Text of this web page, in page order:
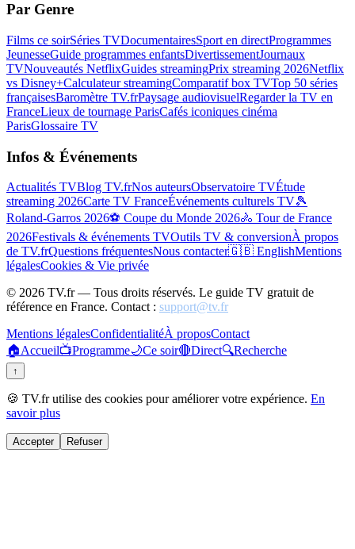
Par Genre
Films ce soirSéries TVDocumentairesSport en directProgrammes
JeunesseGuide programmes enfantsDivertissementJournaux
TVNouveautés NetflixGuides streamingPrix streaming 2026Netflix
vs Disney+Calculateur streamingComparatif box TVTop 50 séries
françaisesBaromètre TV.frPaysage audiovisuelRegarder la TV en
FranceLieux de tournage ParisCafés iconiques cinéma
ParisGlossaire TV
Infos & Événements
Actualités TVBlog TV.frNos auteursObservatoire TVÉtude
streaming 2026Carte TV FranceÉvénements culturels TV🎾
Roland-Garros 2026⚽ Coupe du Monde 2026🚴 Tour de France
2026Festivals & événements TVOutils TV & conversionÀ propos
de TV.frQuestions fréquentesNous contacter🇬🇧 EnglishMentions
légalesCookies & Vie privée
© 2026 TV.fr — Tous droits réservés. Le guide TV gratuit de
référence en France. Contact : support@tv.fr
Mentions légalesConfidentialitéÀ proposContact
🏠Accueil📺Programme🌙Ce soir🔴Direct🔍Recherche
↑
🍪 TV.fr utilise des cookies pour améliorer votre expérience. En
savoir plus
Accepter Refuser